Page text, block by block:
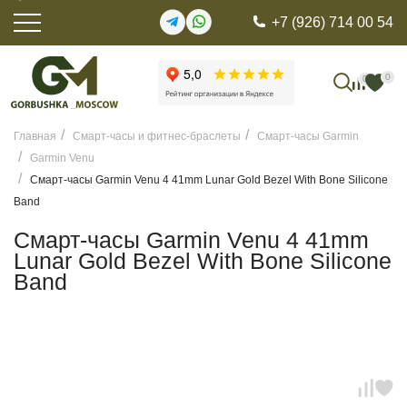
+7 (926) 714 00 54
0 0
Главная Смарт-часы и фитнес-браслеты
Смарт-часы Garmin
Garmin Venu
Смарт-часы Garmin Venu 4 41mm Lunar Gold Bezel With Bone Silicone
Band
Смарт-часы Garmin Venu 4 41mm
Lunar Gold Bezel With Bone Silicone
Band